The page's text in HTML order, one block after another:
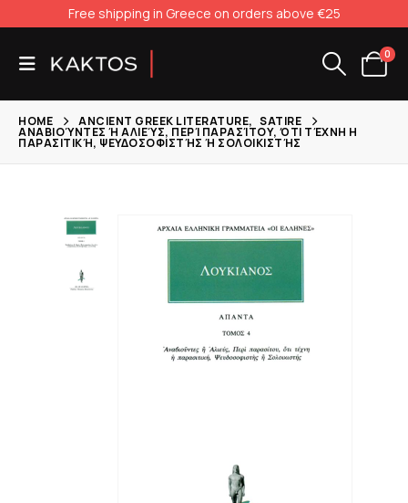
Free shipping in Greece on orders above €25
0
HOME ANCIENT GREEK LITERATURE, SATIRE
ΑΝΑΒΙΟΎΝΤΕΣ Ή ΑΛΙΕΎΣ, ΠΕΡΊ ΠΑΡΑΣΊΤΟΥ, ΌΤΙ ΤΈΧΝΗ Η
ΠΑΡΑΣΙΤΙΚΉ, ΨΕΥΔΟΣΟΦΙΣΤΉΣ Ή ΣΟΛΟΙΚΙΣΤΉΣ